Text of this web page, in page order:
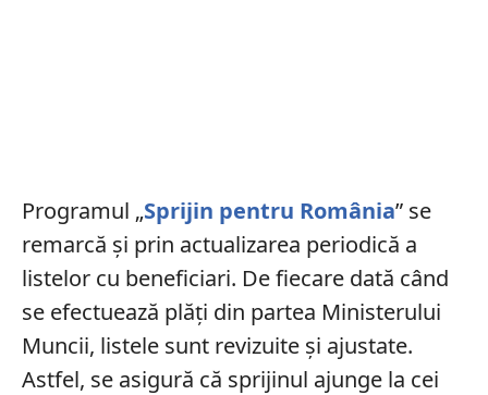
Programul „Sprijin pentru România” se
remarcă și prin actualizarea periodică a
listelor cu beneficiari. De fiecare dată când
se efectuează plăți din partea Ministerului
Muncii, listele sunt revizuite și ajustate.
Astfel, se asigură că sprijinul ajunge la cei